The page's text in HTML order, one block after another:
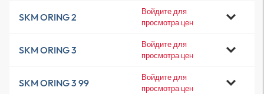
SKM ORING 2
Войдите для
просмотра цен
SKM ORING 3
Войдите для
просмотра цен
SKM ORING 3 99
Войдите для
просмотра цен